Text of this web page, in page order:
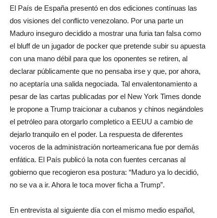
El País de España presentó en dos ediciones contínuas las
dos visiones del conflicto venezolano. Por una parte un
Maduro inseguro decidido a mostrar una furia tan falsa como
el bluff de un jugador de pocker que pretende subir su apuesta
con una mano débil para que los oponentes se retiren, al
declarar públicamente que no pensaba irse y que, por ahora,
no aceptaría una salida negociada. Tal envalentonamiento a
pesar de las cartas publicadas por el New York Times donde
le propone a Trump traicionar a cubanos y chinos negándoles
el petróleo para otorgarlo completico a EEUU a cambio de
dejarlo tranquilo en el poder. La respuesta de diferentes
voceros de la administración norteamericana fue por demás
enfática. El País publicó la nota con fuentes cercanas al
gobierno que recogieron esa postura: “Maduro ya lo decidió,
no se va a ir. Ahora le toca mover ficha a Trump”.
En entrevista al siguiente día con el mismo medio español,